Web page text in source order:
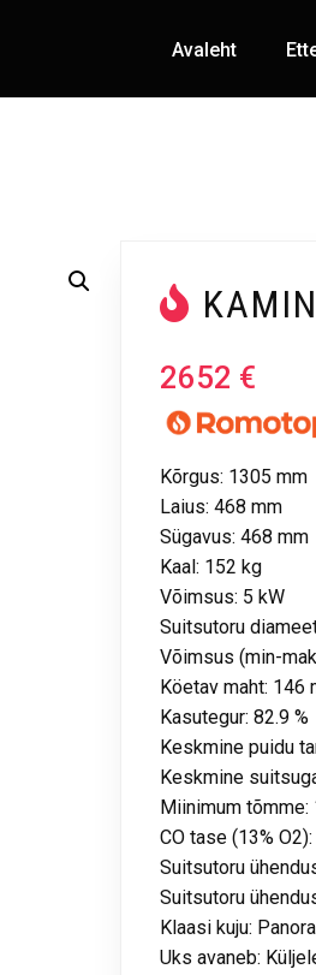
Avaleht
2652 €
Kõrgus: 1305 mm
Laius: 468 mm
Sügavus: 468 mm
Kaal: 152 kg
Võimsus: 5 kW
Suitsutoru
Võimsus (min-
Köetav maht: 146
Kasutegur: 82.9 %
Keskmine puidu
Keskmine
Miinimum tõmme:
CO tase (13%
Suitsutoru
Suitsutoru
Klaasi kuju:
Uks avaneb: